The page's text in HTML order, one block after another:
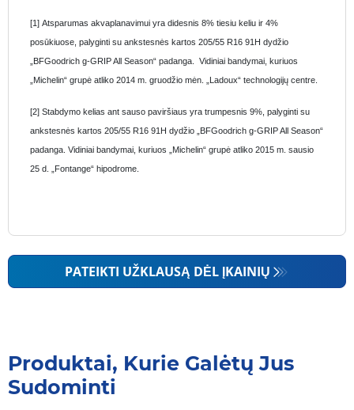
[1] Atsparumas akvaplanavimui yra didesnis 8% tiesiu keliu ir 4%
posūkiuose, palyginti su ankstesnės kartos 205/55 R16 91H dydžio
„BFGoodrich g-GRIP All Season“ padanga. Vidiniai bandymai, kuriuos
„Michelin“ grupė atliko 2014 m. gruodžio mėn. „Ladoux“ technologijų centre.
[2] Stabdymo kelias ant sauso paviršiaus yra trumpesnis 9%, palyginti su
ankstesnės kartos 205/55 R16 91H dydžio „BFGoodrich g-GRIP All Season“
padanga. Vidiniai bandymai, kuriuos „Michelin“ grupė atliko 2015 m. sausio
25 d. „Fontange“ hipodrome.
PATEIKTI UŽKLAUSĄ DĖL ĮKAINIŲ
Produktai, Kurie Galėtų Jus
Sudominti